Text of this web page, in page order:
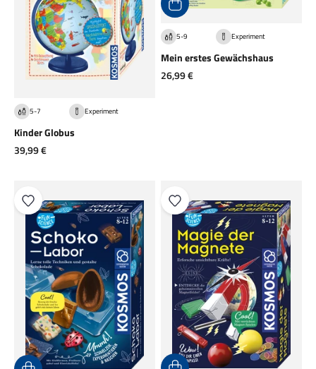
5-7 Experiment
Kinder Globus
Angebot
39,99 €
5-9 Experiment
Mein erstes Gewächshaus
Angebot
26,99 €